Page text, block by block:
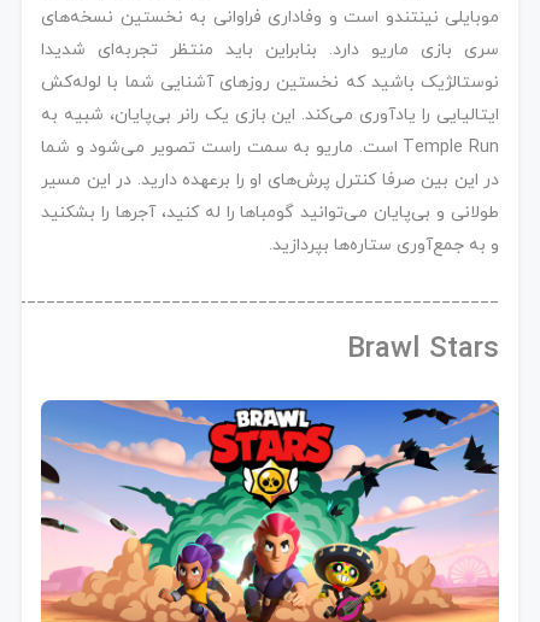
موبایلی نینتندو است و وفاداری فراوانی به نخستین نسخه‌های
سری بازی ماریو دارد. بنابراین باید منتظر تجربه‌ای شدیدا
نوستالژیک باشید که نخستین روزهای آشنایی شما با لوله‌کش
ایتالیایی را یادآوری می‌کند. این بازی یک رانر بی‌پایان، شبیه به
Temple Run است. ماریو به سمت راست تصویر می‌شود و شما
در این بین صرفا کنترل پرش‌های او را برعهده دارید. در این مسیر
طولانی و بی‌پایان می‌توانید گومباها را له کنید، آجرها را بشکنید
و به جمع‌آوری ستاره‌ها بپردازید.
Brawl Stars